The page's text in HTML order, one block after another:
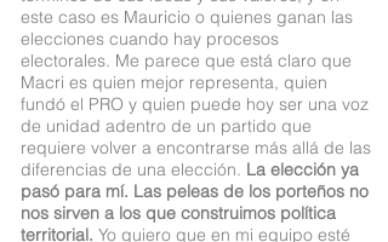
este caso es Mauricio o quienes ganan las
elecciones cuando hay procesos
electorales. Me parece que está claro que
Macri es quien mejor representa, quien
fundó el PRO y quien puede hoy ser una voz
de unidad adentro de un partido que
requiere volver a encontrarse más allá de las
diferencias de una elección. La elección ya
pasó para mí. Las peleas de los porteños no
nos sirven a los que construimos política
territorial. Yo quiero que en mi equipo esté